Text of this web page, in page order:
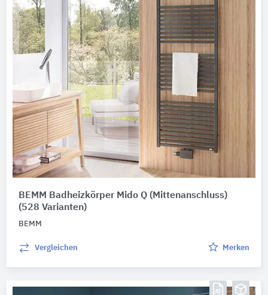
BEMM Badheizkörper Mido Q (Mittenanschluss)
(528 Varianten)
BEMM
Vergleichen Merken